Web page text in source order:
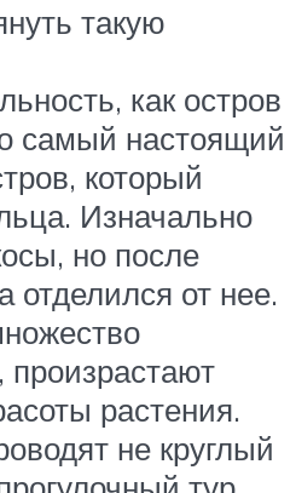
такую
как остров
самый настоящий
который
Изначально
но после
отделился от нее.
растения.
не круглый